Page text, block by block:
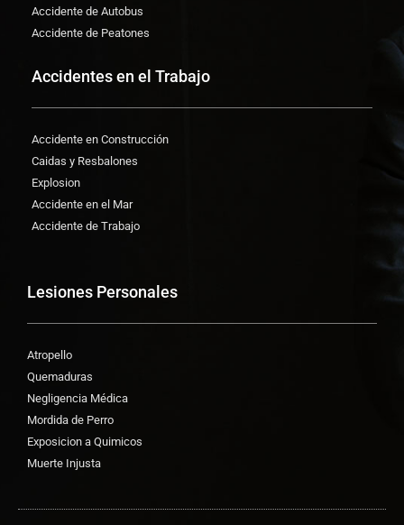
Accidente de Autobus
Accidente de Peatones
Accidentes en el Trabajo
Accidente en Construcción
Caidas y Resbalones
Explosion
Accidente en el Mar
Accidente de Trabajo
Lesiones Personales
Atropello
Quemaduras
Negligencia Médica
Mordida de Perro
Exposicion a Quimicos
Muerte Injusta